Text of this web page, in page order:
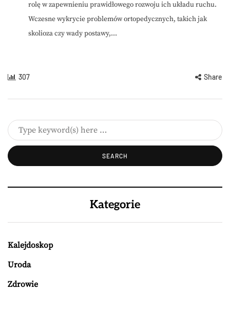
rolę w zapewnieniu prawidłowego rozwoju ich układu ruchu.
Wczesne wykrycie problemów ortopedycznych, takich jak
skolioza czy wady postawy,...
307 Share
Kategorie
Kalejdoskop
Uroda
Zdrowie